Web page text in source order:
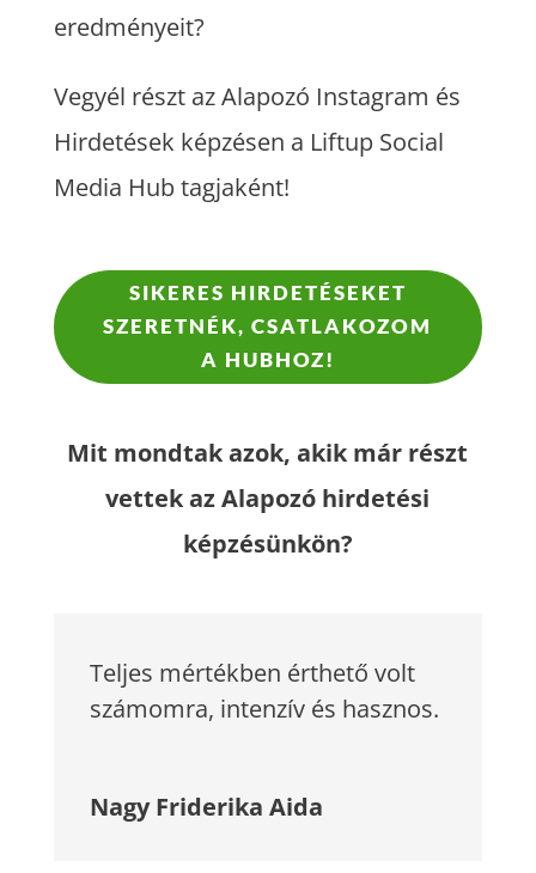
eredményeit?
Vegyél részt az Alapozó Instagram és
Hirdetések képzésen a Liftup Social
Media Hub tagjaként!
SIKERES HIRDETÉSEKET
SZERETNÉK, CSATLAKOZOM
A HUBHOZ!
Mit mondtak azok, akik már részt
vettek az Alapozó hirdetési
képzésünkön?
Teljes mértékben érthető volt
számomra, intenzív és hasznos.
Nagy Friderika Aida